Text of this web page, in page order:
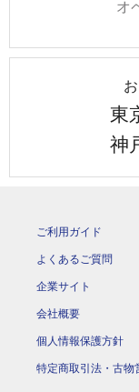
オ
東
神
ご利用ガイド
よくあるご質問
企業サイト
会社概要
個人情報保護方針
特定商取引法・古物